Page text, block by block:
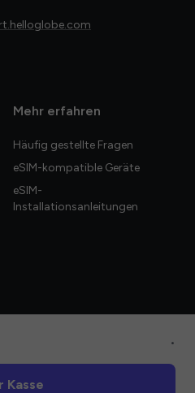
Mehr erfahren
Häufig gestellte Fragen
eSIM-kompatible Geräte
eSIM-
Installationsanleitungen
•
Kasse